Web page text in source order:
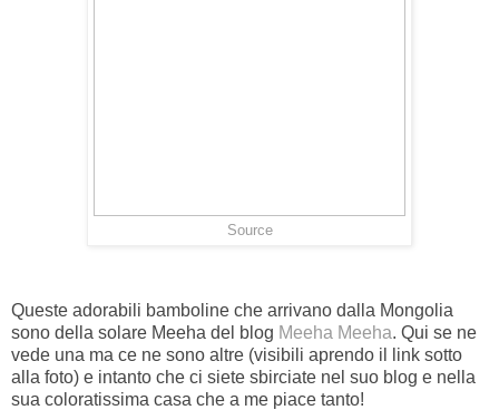
Source
Queste adorabili bamboline che arrivano dalla Mongolia
sono della solare Meeha del blog Meeha Meeha. Qui se ne
vede una ma ce ne sono altre (visibili aprendo il link sotto
alla foto) e intanto che ci siete sbirciate nel suo blog e nella
sua coloratissima casa che a me piace tanto!